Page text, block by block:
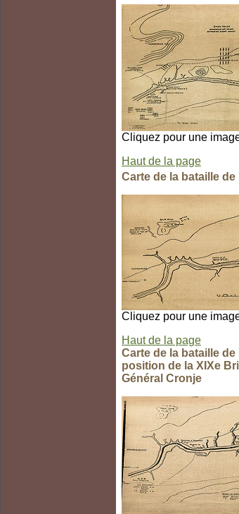
Cliquez pour une
Haut de la page
Carte de la bataille
Cliquez pour une
Haut de la page
Carte de la bataille
position de la XIXe
Général Cronje